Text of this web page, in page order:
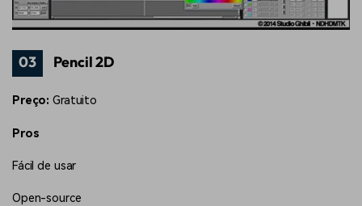
03 Pencil 2D
Preço: Gratuito
Pros
Fácil de usar
Open-source